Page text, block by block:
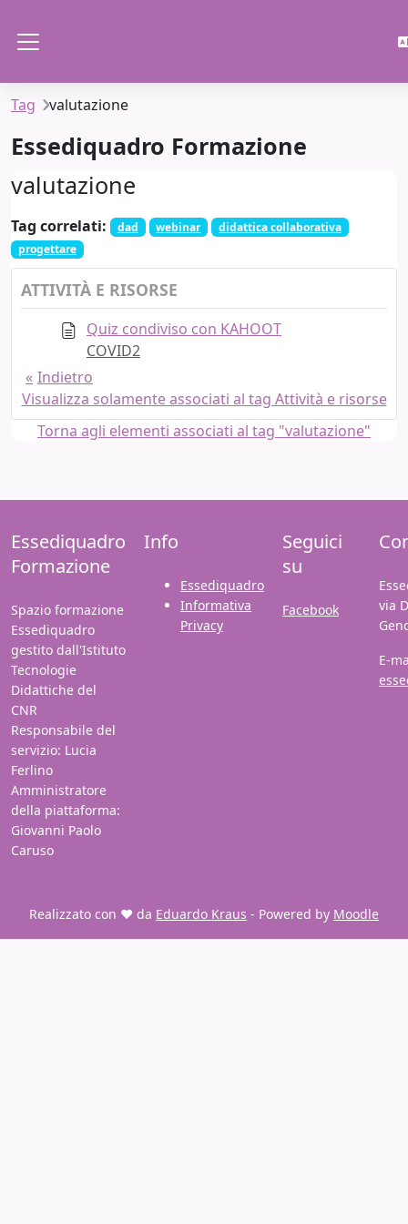
Tag valutazione
Essediquadro Formazione
valutazione
Tag correlati: dad webinar
didattica collaborativa
progettare
ATTIVITÀ E RISORSE
Quiz condiviso con KAHOOT
COVID2
Indietro
Visualizza solamente associati al tag Attività e risorse
Torna agli elementi associati al tag "valutazione"
Essediquadro
Formazione
Spazio formazione
Essediquadro
gestito dall'Istituto
Tecnologie
Didattiche del
CNR
Responsabile del
servizio: Lucia
Ferlino
Amministratore
della piattaforma:
Giovanni Paolo
Caruso
Info
Essediquadro
Informativa
Privacy
Seguici
su
Facebook
via
E-
Realizzato con ❤️ da Eduardo Kraus - Powered by Moodle